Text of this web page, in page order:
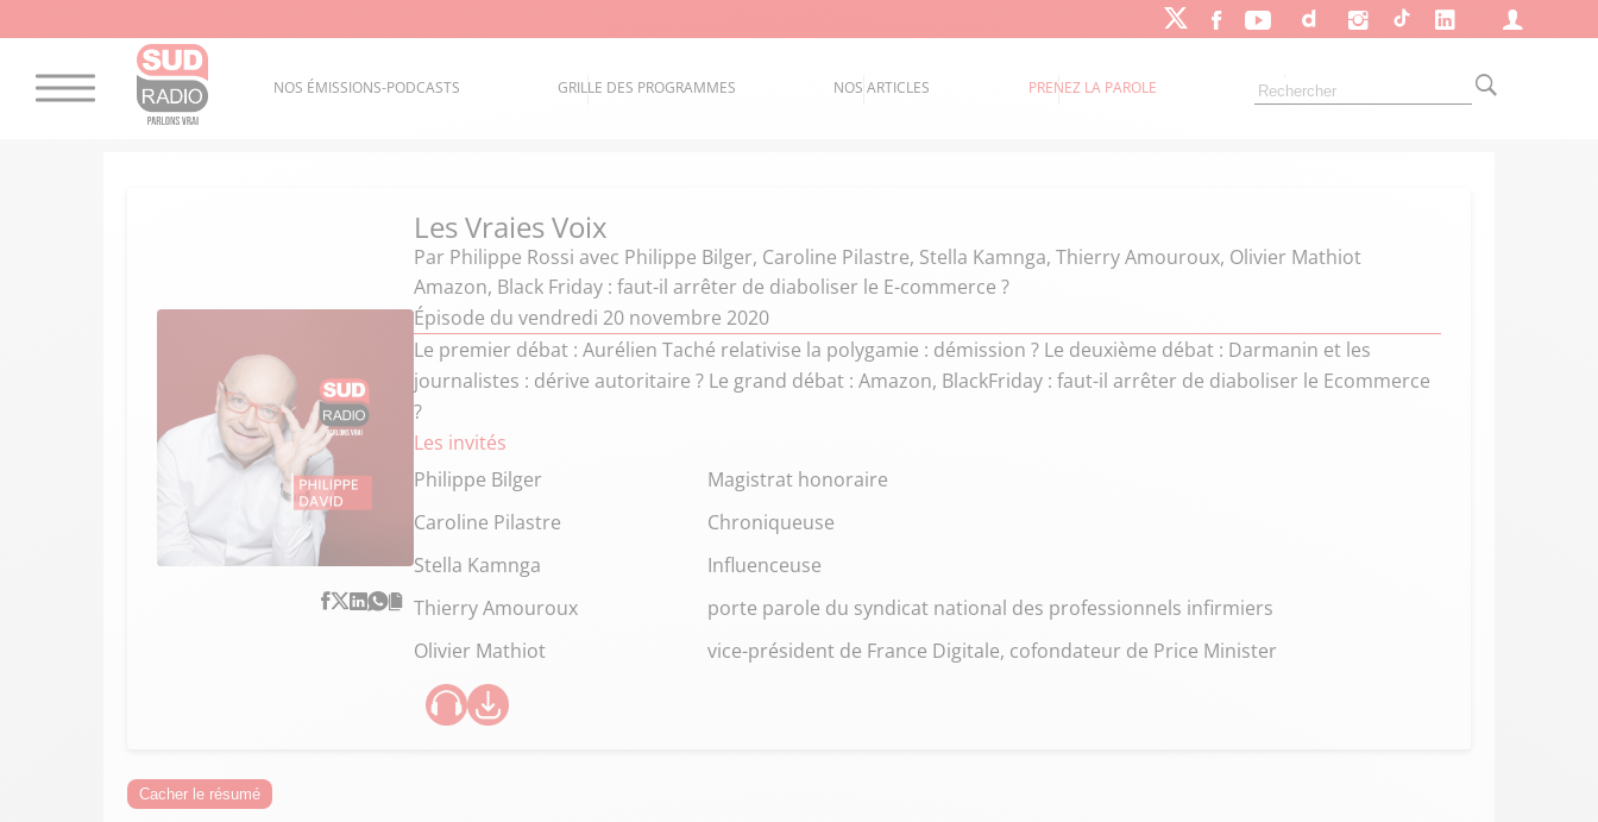
NOS ÉMISSIONS-PODCASTS GRILLE DES PROGRAMMES NOS ARTICLES PRENEZ LA PAROLE
Les Vraies Voix
Par Philippe Rossi avec Philippe Bilger, Caroline Pilastre, Stella Kamnga, Thierry Amouroux, Olivier Mathiot
Amazon, Black Friday : faut-il arrêter de diaboliser le E-commerce ?
Épisode du vendredi 20 novembre 2020
Le premier débat : Aurélien Taché relativise la polygamie : démission ? Le deuxième débat : Darmanin et les
journalistes : dérive autoritaire ? Le grand débat : Amazon, BlackFriday : faut-il arrêter de diaboliser le Ecommerce
?
Les invités
Philippe Bilger
Magistrat honoraire
Caroline Pilastre
Chroniqueuse
Stella Kamnga
Influenceuse
Thierry Amouroux
porte parole du syndicat national des professionnels infirmiers
Olivier Mathiot
vice-président de France Digitale, cofondateur de Price Minister
Cacher le résumé